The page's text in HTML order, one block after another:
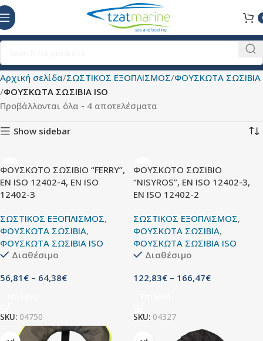
Αρχική σελίδα ΣΩΣΤΙΚΟΣ ΕΞΟΠΛΙΣΜΟΣ ΦΟΥΣΚΩΤΑ ΣΩΣΙΒΙΑ
ΦΟΥΣΚΩΤΑ ΣΩΣΙΒΙΑ ISO
Προβάλλονται όλα - 4 αποτελέσματα
Show sidebar
ΦΟΥΣΚΩΤΟ ΣΩΣΙΒΙΟ “FERRY”,
EN ISO 12402-4, EN ISO
12402-3
ΣΩΣΤΙΚΟΣ ΕΞΟΠΛΙΣΜΟΣ,
ΦΟΥΣΚΩΤΑ ΣΩΣΙΒΙΑ,
ΦΟΥΣΚΩΤΑ ΣΩΣΙΒΙΑ ISO
Διαθέσιμο
56,81 € – 64,38€
SKU: 04750
ΦΟΥΣΚΩΤΟ ΣΩΣΙΒΙΟ
“NISYROS”, EN ISO 12402-3,
EN ISO 12402-2
ΣΩΣΤΙΚΟΣ ΕΞΟΠΛΙΣΜΟΣ,
ΦΟΥΣΚΩΤΑ ΣΩΣΙΒΙΑ,
ΦΟΥΣΚΩΤΑ ΣΩΣΙΒΙΑ ISO
Διαθέσιμο
122,83€ – 166,47€
SKU: 04327